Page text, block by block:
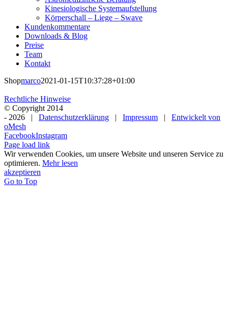
Kinesiologische Systemaufstellung
Körperschall – Liege – Swave
Kundenkommentare
Downloads & Blog
Preise
Team
Kontakt
Shopmarco2021-01-15T10:37:28+01:00
Rechtliche Hinweise
© Copyright 2014
- 2026 | Datenschutzerklärung | Impressum | Entwickelt von
oMesh
FacebookInstagram
Page load link
Wir verwenden Cookies, um unsere Website und unseren Service zu
optimieren. Mehr lesen
akzeptieren
Go to Top